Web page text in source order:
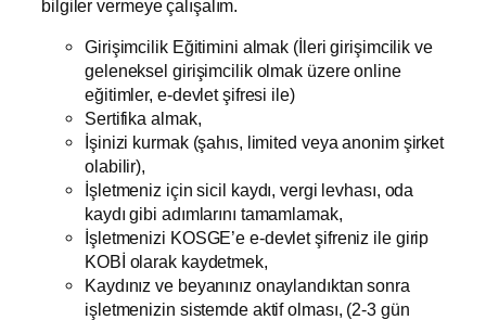
bilgiler vermeye çalışalım.
Girişimcilik Eğitimini almak (İleri girişimcilik ve
geleneksel girişimcilik olmak üzere online
eğitimler, e-devlet şifresi ile)
Sertifika almak,
İşinizi kurmak (şahıs, limited veya anonim şirket
olabilir),
İşletmeniz için sicil kaydı, vergi levhası, oda
kaydı gibi adımlarını tamamlamak,
İşletmenizi KOSGE’e e-devlet şifreniz ile girip
KOBİ olarak kaydetmek,
Kaydınız ve beyanınız onaylandıktan sonra
işletmenizin sistemde aktif olması, (2-3 gün